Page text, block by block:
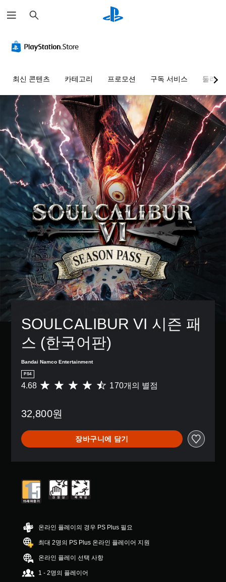
색
최신 콘텐츠 카테고리 프로모션 구독 서비스 둘러보
SOULCALIBUR VI 시즌 패
스 (한국어판)
Bandai Namco Entertainment
PS4
총
0
점
으
로
개
중
균
4
8
개
별
4.68 170개의 별점
32,800원
장바구니에 담기
온라인 플레이의 경우 PS Plus 필요
최대 2명의 PS Plus 온라인 플레이어 지원
온라인 플레이 선택 사항
1 - 2명의 플레이어